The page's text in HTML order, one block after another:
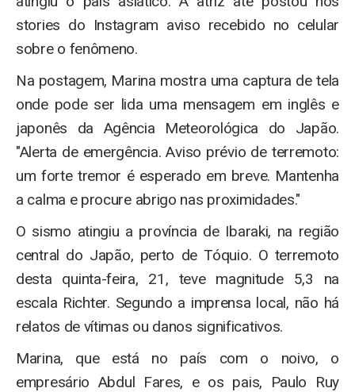
stories do Instagram aviso recebido no celular
sobre o fenômeno.
Na postagem, Marina mostra uma captura de tela
onde pode ser lida uma mensagem em inglês e
japonês da Agência Meteorológica do Japão.
"Alerta de emergência. Aviso prévio de terremoto:
um forte tremor é esperado em breve. Mantenha
a calma e procure abrigo nas proximidades."
O sismo atingiu a província de Ibaraki, na região
central do Japão, perto de Tóquio. O terremoto
desta quinta-feira, 21, teve magnitude 5,3 na
escala Richter. Segundo a imprensa local, não há
relatos de vítimas ou danos significativos.
Marina, que está no país com o noivo, o
empresário Abdul Fares, e os pais, Paulo Ruy